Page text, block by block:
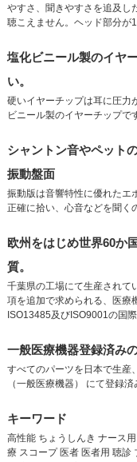
やすさ、聞きやすさを追及
聴こえません。ヘッド部分が
塩化ビニール製のイヤ
い。
硬いイヤーチップは耳に圧力
ビニール製のイヤーチップで
シャントン音やペット
振動盤面
振動版は音響特性に優れたエ
正確に拾い、心音などを聞く
欧州をはじめ世界60か
質。
千葉県の工場にて生産されて
項を追加で求められる、医療
ISO13485及びISO9001の国
一般医療機器登録済み
すべてのパーツを日本で生産
（一般医療機器） にて登録
キーワード
高性能 ちょうしんき ナース
療 スコープ 医者 医者用 聴診